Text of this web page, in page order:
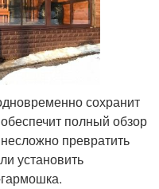
сохранит
полный обзор
превратить
установить